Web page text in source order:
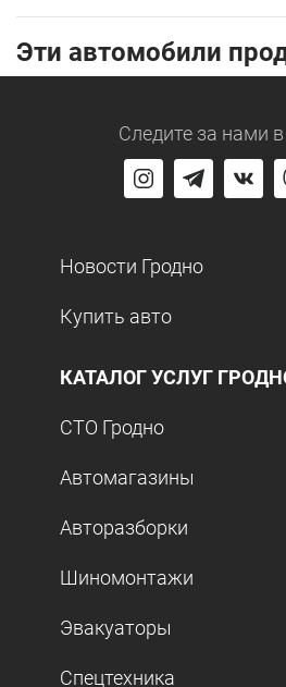
Эти автомобили
Следите за нами
Новости Гродно
Купить авто
КАТАЛОГ УСЛУГ
СТО Гродно
Автомагазины
Авторазборки
Шиномонтажи
Эвакуаторы
Спецтехника